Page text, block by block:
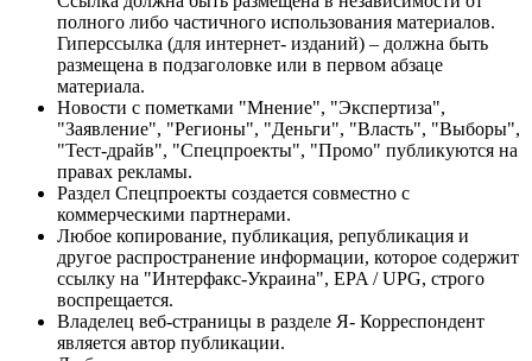
полного либо частичного использования материалов.
Гиперссылка (для интернет- изданий) – должна быть
размещена в подзаголовке или в первом абзаце
материала.
Новости с пометками "Мнение", "Экспертиза",
"Заявление", "Регионы", "Деньги", "Власть", "Выборы",
"Тест-драйв", "Спецпроекты", "Промо" публикуются на
правах рекламы.
Раздел Спецпроекты создается совместно с
коммерческими партнерами.
Любое копирование, публикация, републикация и
другое распространение информации, которое содержит
ссылку на "Интерфакс-Украина", EPA / UPG, строго
воспрещается.
Владелец веб-страницы в разделе Я- Корреспондент
является автор публикации.